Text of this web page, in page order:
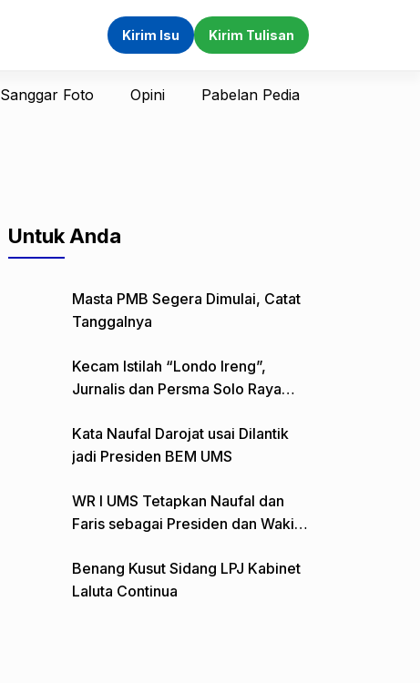
Kirim Isu Kirim Tulisan
Sanggar Foto Opini Pabelan Pedia
Untuk Anda
Masta PMB Segera Dimulai, Catat
Tanggalnya
Kecam Istilah “Londo Ireng”,
Jurnalis dan Persma Solo Raya
Kata Naufal Darojat usai Dilantik
jadi Presiden BEM UMS
WR I UMS Tetapkan Naufal dan
Faris sebagai Presiden dan Wakil
Benang Kusut Sidang LPJ Kabinet
Laluta Continua